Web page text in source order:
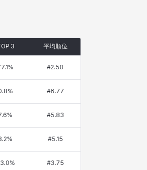
3 平均順位
% #2.50
% #6.77
% #5.83
% #5.15
% #3.75